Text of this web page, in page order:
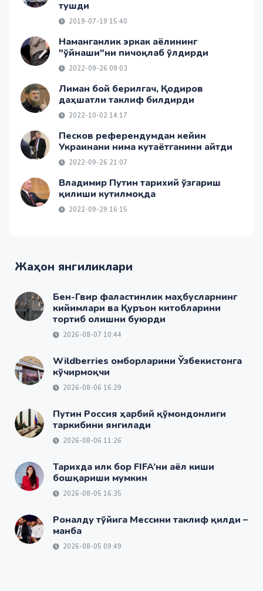
тушди
2019-07-19 15:40
Наманганлик эркак аёлининг
"ўйнаши"ни пичоқлаб ўлдирди
2022-09-26 09:03
Лиман бой берилгач, Қодиров
даҳшатли таклиф билдирди
2022-10-02 14:17
Песков референдумдан кейин
Украинани нима кутаётганини айтди
2022-09-26 21:07
Владимир Путин тарихий ўзгариш
қилиши кутилмоқда
2022-09-29 16:15
Жаҳон янгиликлари
Бен-Гвир фаластинлик маҳбусларнинг
кийимлари ва Қуръон китобларини
тортиб олишни буюрди
2026-08-07 10:44
Wildberries омборларини Ўзбекистонга
кўчирмоқчи
2026-08-06 16:29
Путин Россия ҳарбий қўмондонлиги
таркибини янгилади
2026-08-06 11:26
Тарихда илк бор FIFA’ни аёл киши
бошқариши мумкин
2026-08-05 16:35
Роналду тўйига Мессини таклиф қилди –
манба
2026-08-05 09:49